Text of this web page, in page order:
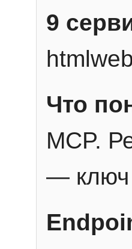
9
Что
MCP.
— ключ